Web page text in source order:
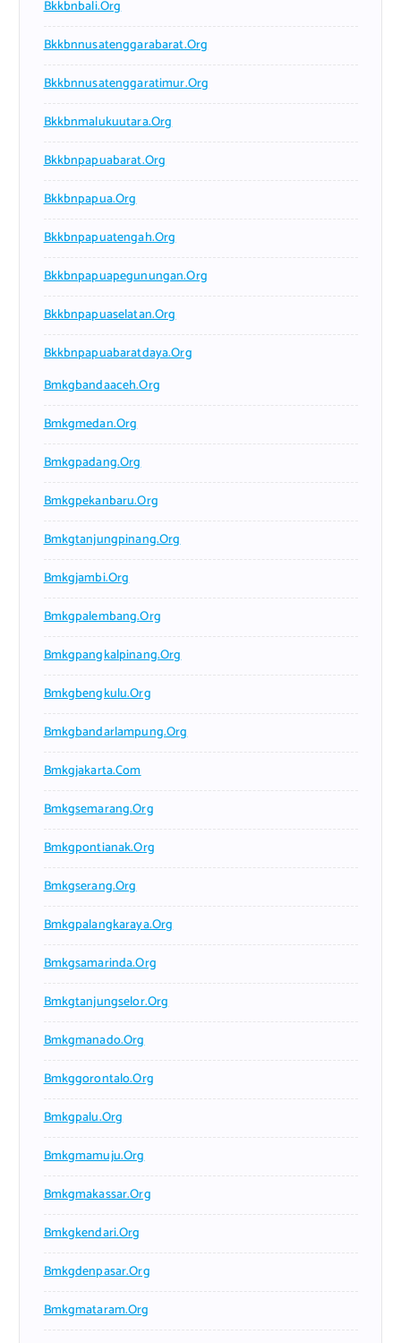
Bkkbnbali.org
Bkkbnnusatenggarabarat.org
Bkkbnnusatenggaratimur.org
Bkkbnmalukuutara.org
Bkkbnpapuabarat.org
Bkkbnpapua.org
Bkkbnpapuatengah.org
Bkkbnpapuapegunungan.org
Bkkbnpapuaselatan.org
Bkkbnpapuabaratdaya.org
Bmkgbandaaceh.org
Bmkgmedan.org
Bmkgpadang.org
Bmkgpekanbaru.org
Bmkgtanjungpinang.org
Bmkgjambi.org
Bmkgpalembang.org
Bmkgpangkalpinang.org
Bmkgbengkulu.org
Bmkgbandarlampung.org
Bmkgjakarta.com
Bmkgsemarang.org
Bmkgpontianak.org
Bmkgserang.org
Bmkgpalangkaraya.org
Bmkgsamarinda.org
Bmkgtanjungselor.org
Bmkgmanado.org
Bmkggorontalo.org
Bmkgpalu.org
Bmkgmamuju.org
Bmkgmakassar.org
Bmkgkendari.org
Bmkgdenpasar.org
Bmkgmataram.org